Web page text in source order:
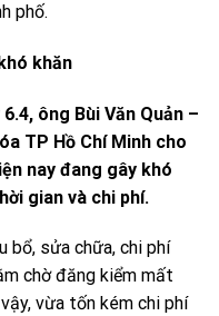
phố.
khăn
ông Bùi Văn Quản –
TP Hồ Chí Minh cho
nay đang gây khó
gian và chi phí.
bổ, sửa chữa, chi phí
chờ đăng kiểm mất
vừa tốn kém chi phí